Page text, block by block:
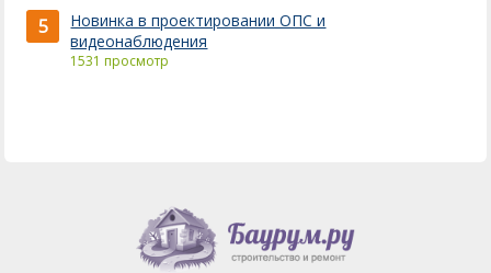
5
Новинка в проектировании ОПС и
видеонаблюдения
1531 просмотр